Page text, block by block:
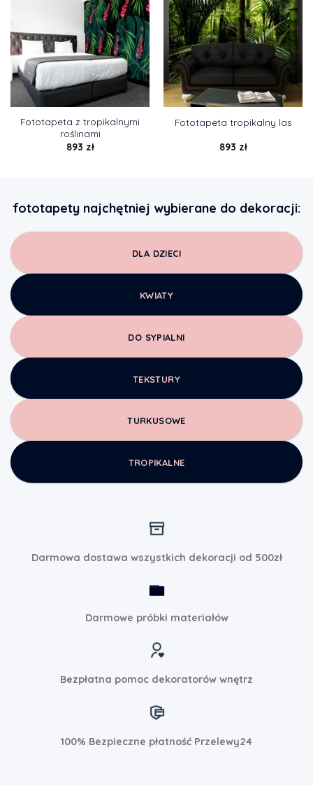
Fototapeta z tropikalnymi
roślinami
893 zł
Fototapeta tropikalny las
893 zł
fototapety najchętniej wybierane do dekoracji:
DLA DZIECI
KWIATY
DO SYPIALNI
TEKSTURY
TURKUSOWE
TROPIKALNE
Darmowa dostawa wszystkich dekoracji od 500zł
Darmowe próbki materiałów
Bezpłatna pomoc dekoratorów wnętrz
100% Bezpieczne płatność Przelewy24